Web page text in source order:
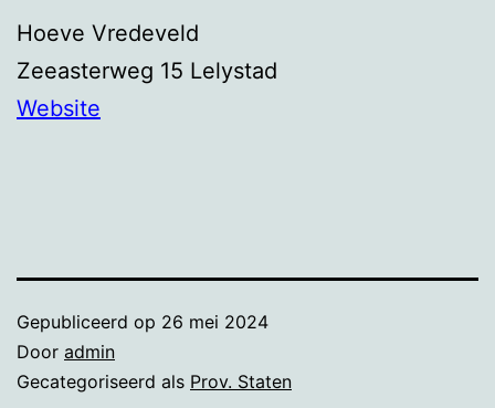
Hoeve Vredeveld
Zeeasterweg 15 Lelystad
Website
Gepubliceerd op 26 mei 2024
Door admin
Gecategoriseerd als Prov. Staten